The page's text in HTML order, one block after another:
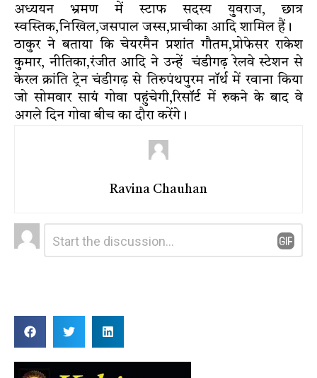
अध्ययन भ्रमण में स्टाफ सदस्य युवराज, छात्र
स्वस्तिक,निखिल,जसपाल जस्स,प्राचीका आदि शामिल हैं।
ठाकुर ने बताया कि चेयरमैन प्रशांत गौतम,प्रोफेसर राकेश
कुमार, नीतिका,रंजीत आदि ने उन्हें चंडीगढ़ रेलवे स्टेशन से
केरल क्रांति ट्रेन चंडीगढ़ से तिरुपंथपुरम नॉर्थ में रवाना किया
जो सोमवार सायं गोवा पहुंचेगी,रिसॉर्ट में रुकने के बाद वे
अगले दिन गोवा बीच का दौरा करेंगे।
Ravina Chauhan
Leave
a
Comment